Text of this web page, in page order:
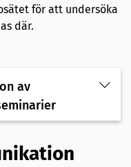
för att undersöka
där.
av